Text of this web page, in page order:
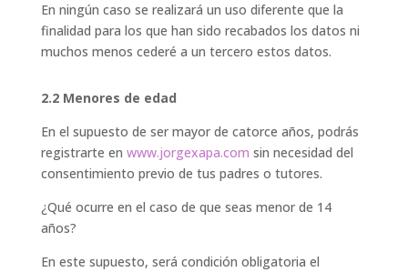
En ningún caso se realizará un uso diferente que la
finalidad para los que han sido recabados los datos ni
muchos menos cederé a un tercero estos datos.
2.2 Menores de edad
En el supuesto de ser mayor de catorce años, podrás
registrarte en www.jorgexapa.com sin necesidad del
consentimiento previo de tus padres o tutores.
¿Qué ocurre en el caso de que seas menor de 14
años?
En este supuesto, será condición obligatoria el